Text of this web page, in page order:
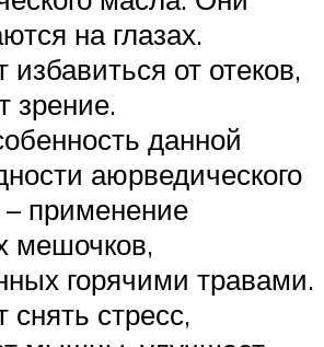
на глазах.
избавиться от отеков,
зрение.
данной
аюрведического
применение
мешочков,
горячими травами.
снять стресс,